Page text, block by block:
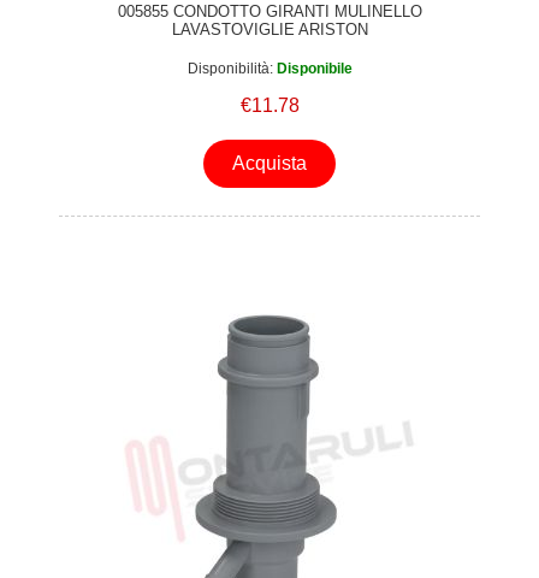
005855 CONDOTTO GIRANTI MULINELLO
LAVASTOVIGLIE ARISTON
Disponibilità: Disponibile
€11.78
Acquista